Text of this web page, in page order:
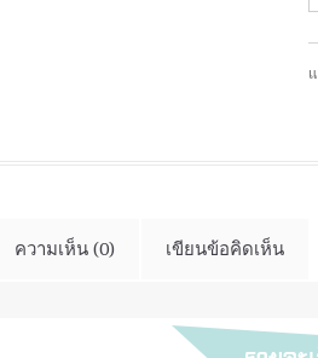
ความเห็น (0) เขียนข้อคิดเห็น